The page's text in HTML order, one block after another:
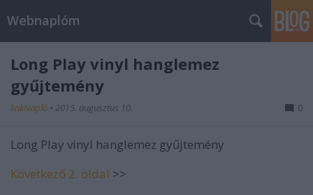
Webnaplóm
Long Play vinyl hanglemez
gyűjtemény
linkNapló • 2015. augusztus 10. 0
Long Play vinyl hanglemez gyűjtemény
Következő 2. oldal >>